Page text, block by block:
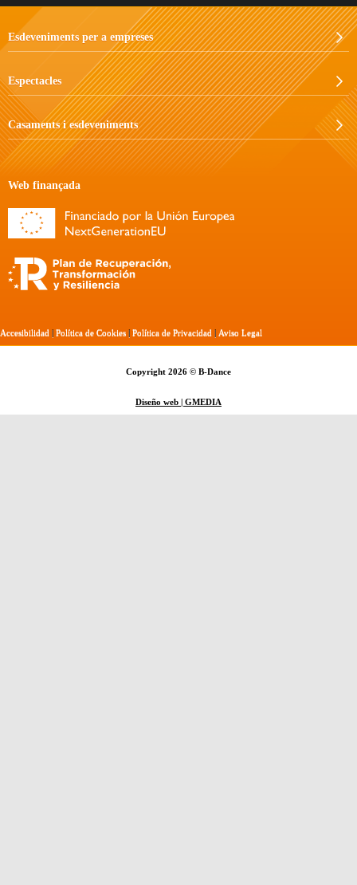
Web finançada
Esdeveniments per a empreses
Espectacles
Casaments i esdeveniments
Accesibilidad | Política de Cookies | Política de Privacidad | Aviso Legal
Copyright 2026 © B-Dance
Diseño web | GMEDIA